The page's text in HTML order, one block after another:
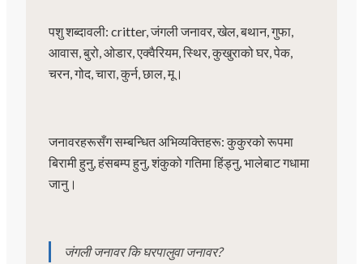
पशु शब्दावली: critter, जंगली जनावर, खेल, बथान, गुफा,
आवास, बुरो, ओडार, एक्वैरियम, स्थिर, कुखुराको घर, पेक,
चरन, गोद, चारा, कुर्न, छाल, मू।
जनावरहरूसँग सम्बन्धित अभिव्यक्तिहरू: कुकुरको रूपमा
बिरामी हुनु, हंसबम्प हुनु, शंकुको गतिमा हिंड्नु, भालेबाट गधामा
जानु।
जंगली जनावर कि घरपालुवा जनावर?